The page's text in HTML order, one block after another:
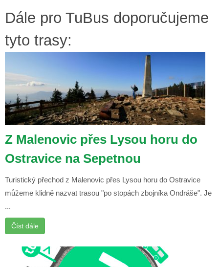
Dále pro TuBus doporučujeme
tyto trasy:
Z Malenovic přes Lysou horu do
Ostravice na Sepetnou
Turistický přechod z Malenovic přes Lysou horu do Ostravice
můžeme klidně nazvat trasou "po stopách zbojníka Ondráše". Je
...
Číst dále